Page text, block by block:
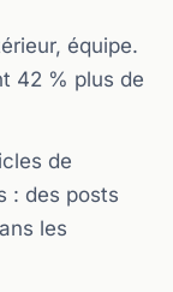
équipe.
42 % plus de
de
: des posts
les